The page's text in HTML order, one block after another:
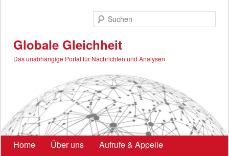
Globale Gleichheit
Das unabhängige Portal für Nachrichten und Analysen
Hauptmenü
Home Über uns
Aufrufe & Appelle